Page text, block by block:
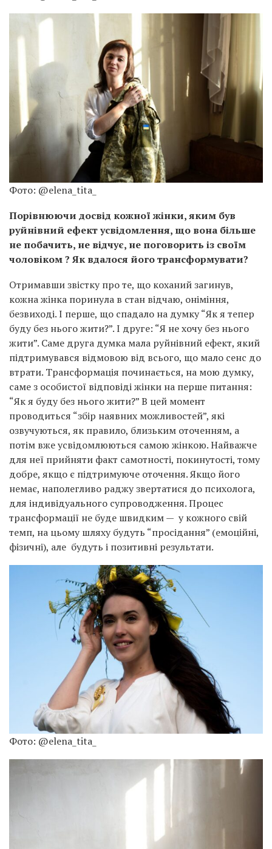
Фото: @elena_tita_
Порівнюючи досвід кожної жінки, яким був
руйнівний ефект усвідомлення, що вона більше
не побачить, не відчує, не поговорить із своїм
чоловіком ? Як вдалося його трансформувати?
Отримавши звістку про те, що коханий загинув,
кожна жінка поринула в стан відчаю, оніміння,
безвиході. І перше, що спадало на думку “Як я тепер
буду без нього жити?”. І друге: “Я не хочу без нього
жити”. Саме друга думка мала руйнівний ефект, який
підтримувався відмовою від всього, що мало сенс до
втрати. Трансформація починається, на мою думку,
саме з особистої відповіді жінки на перше питання:
“Як я буду без нього жити?” В цей момент
проводиться “збір наявних можливостей”, які
озвучуються, як правило, близьким оточенням, а
потім вже усвідомлюються самою жінкою. Найважче
для неї прийняти факт самотності, покинутості, тому
добре, якщо є підтримуюче оточення. Якщо його
немає, наполегливо раджу звертатися до психолога,
для індивідуального супроводження. Процес
трансформації не буде швидким — у кожного свій
темп, на цьому шляху будуть “просідання” (емоційні,
фізичні), але будуть і позитивні результати.
Фото: @elena_tita_